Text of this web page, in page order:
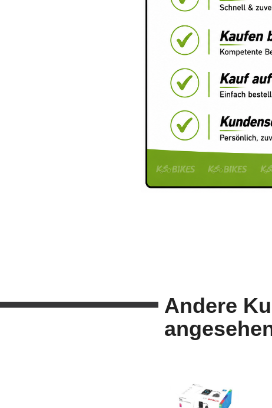
Andere